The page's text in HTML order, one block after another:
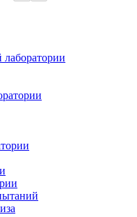
лаборатории